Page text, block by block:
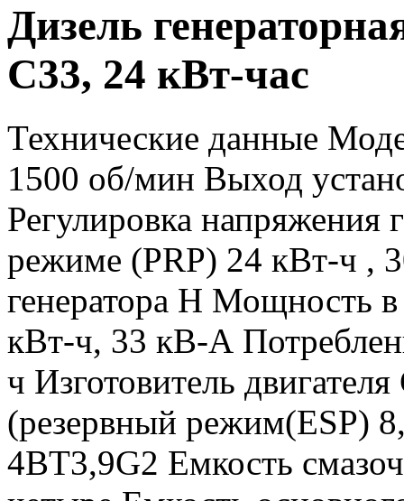
Дизель
С33, 24 кВт-час
Технические данные
1500 об/мин Выход
Регулировка напряжения
режиме (PRP) 24 кВт-ч ,
генератора Н Мощность
кВт-ч, 33 кВ-А
ч Изготовитель
(резервный режим(ESP)
4BT3,9G2 Емкость